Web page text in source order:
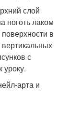
слой
ноготь лаком
в
с
уроку.
арта и